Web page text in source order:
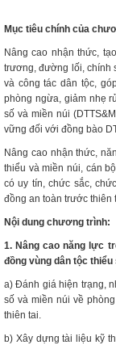
Mục tiêu chính của
Nâng cao nhận thức,
trương, đường lối, chính
và công tác dân tộc,
phòng ngừa, giảm nhẹ
số và miền núi
vững đối với đồng bào
Nâng cao nhận thức,
thiểu và miền núi, cán
có uy tín, chức sắc,
đồng an toàn trước thiên
Nội dung chương trình:
1. Nâng cao năng lực
đồng vùng dân tộc thiểu
a) Đánh giá hiện trạng,
số và miền núi về
thiên tai.
b) Xây dựng tài liệu kỹ